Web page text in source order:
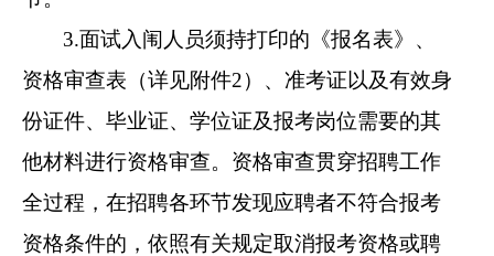
3.面试入闱人员须持打印的《报名表》、
资格审查表（详见附件2）、准考证以及有效身
份证件、毕业证、学位证及报考岗位需要的其
他材料进行资格审查。资格审查贯穿招聘工作
全过程，在招聘各环节发现应聘者不符合报考
资格条件的，依照有关规定取消报考资格或聘